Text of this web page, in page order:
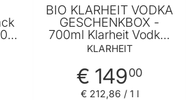
BIO KLARHEIT VODKA
GESCHENKBOX -
700ml Klarheit Vodka,
2 stylische Gläser und
KLARHEIT
€ 14900
€ 212,86 / 1 l